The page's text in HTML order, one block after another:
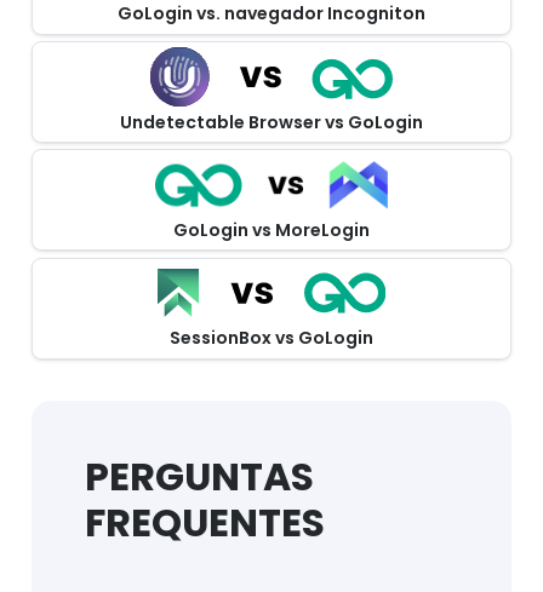
GoLogin vs. navegador Incogniton
Undetectable Browser vs GoLogin
GoLogin vs MoreLogin
SessionBox vs GoLogin
PERGUNTAS
FREQUENTES